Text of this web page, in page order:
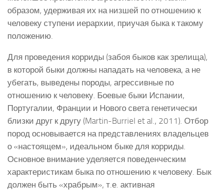
образом, удерживая их на низшей по отношению к
человеку ступени иерархии, приучая быка к такому
положению.
Для проведения корриды (забоя быков как зрелища),
в которой быки должны нападать на человека, а не
убегать, выведены породы, агрессивные по
отношению к человеку. Боевые быки Испании,
Португалии, Франции и Нового света генетически
близки друг к другу (Martin-Burriel et al., 2011). Отбор
пород основывается на представлениях владельцев
о «настоящем», идеальном быке для корриды.
Основное внимание уделяется поведенческим
характеристикам быка по отношению к человеку. Бык
должен быть «храбрым», т.е. активная